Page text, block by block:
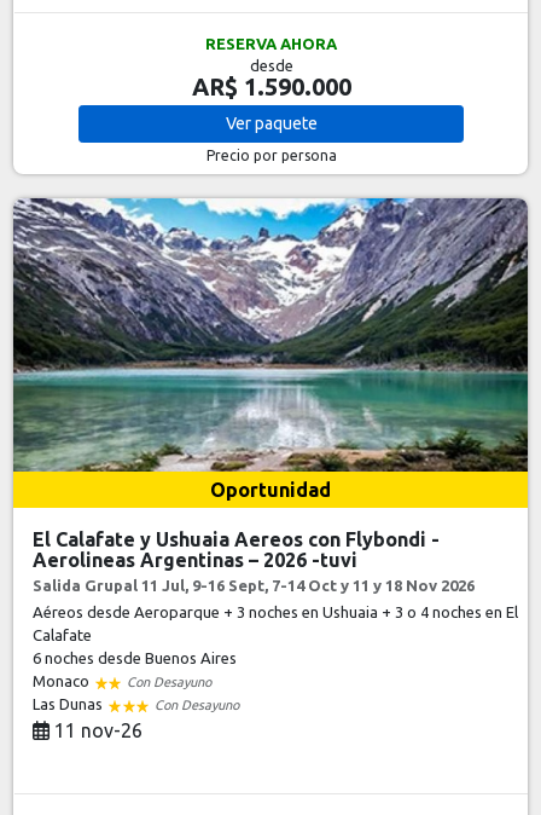
RESERVA AHORA
desde
AR$ 1.590.000
Verpaquete
Precio por persona
Oportunidad
El Calafate y Ushuaia Aereos con Flybondi -
Aerolineas Argentinas – 2026 -tuvi
Salida Grupal 11 Jul, 9-16 Sept, 7-14 Oct y 11 y 18 Nov 2026
Aéreos desde Aeroparque + 3 noches en Ushuaia + 3 o 4 noches en El
Calafate
6 nochesdesde Buenos Aires
Monaco
Con Desayuno
Las Dunas Con Desayuno
11 nov-26